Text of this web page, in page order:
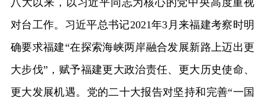
八大以来，以习近平同志为核心的党中央高度重视
对台工作。习近平总书记2021年3月来福建考察时明
确要求福建“在探索海峡两岸融合发展新路上迈出更
大步伐”，赋予福建更大政治责任、更大历史使命、
更大发展机遇。党的二十大报告对坚持和完善“一国